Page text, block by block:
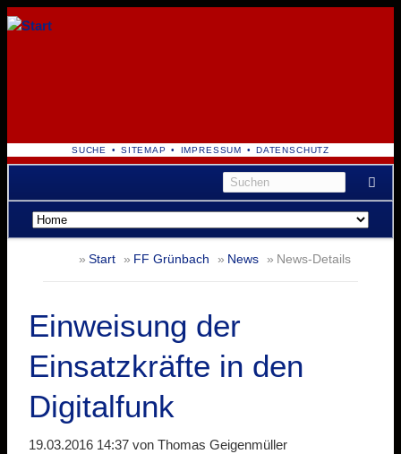
NAVIGATION
ÜBERSPRINGEN
SUCHE SITEMAP IMPRESSUM DATENSCHUTZ
Navigation
überspringen
Start FF Grünbach News News-Details
Einweisung der
Einsatzkräfte in den
Digitalfunk
19.03.2016 14:37 von Thomas Geigenmüller